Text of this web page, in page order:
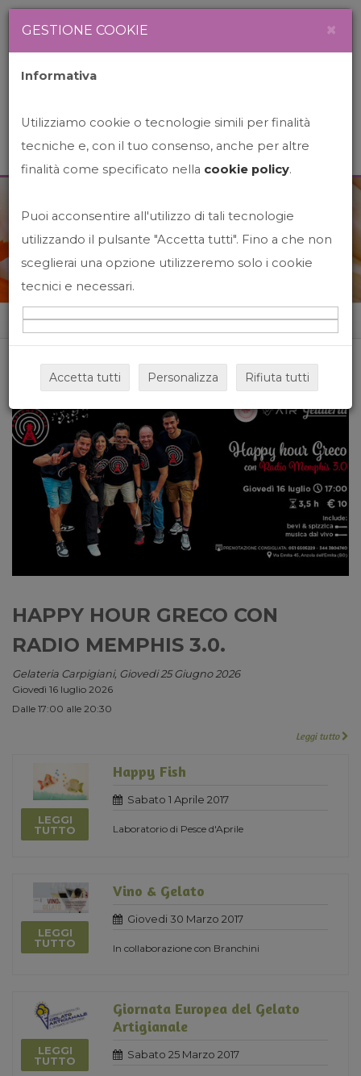
News&Events
Home News&events
HAPPY HOUR GRECO CON
RADIO MEMPHIS 3.0.
Gelateria Carpigiani, Giovedi 25 Giugno 2026
Giovedì 16 luglio 2026
Dalle 17:00 alle 20:30
Leggi tutto
LEGGI
TUTTO
Happy Fish
Sabato 1 Aprile 2017
Laboratorio di Pesce d'Aprile
LEGGI
TUTTO
Vino & Gelato
Giovedi 30 Marzo 2017
In collaborazione con Branchini
LEGGI
TUTTO
Giornata Europea del Gelato
Artigianale
Sabato 25 Marzo 2017
GESTIONE COOKIE ×
Informativa
Utilizziamo cookie o tecnologie simili per finalità
tecniche e, con il tuo consenso, anche per altre
finalità come specificato nella cookie policy.
Puoi acconsentire all'utilizzo di tali tecnologie
utilizzando il pulsante "Accetta tutti". Fino a che non
sceglierai una opzione utilizzeremo solo i cookie
tecnici e necessari.
Accetta tutti Personalizza Rifiuta tutti